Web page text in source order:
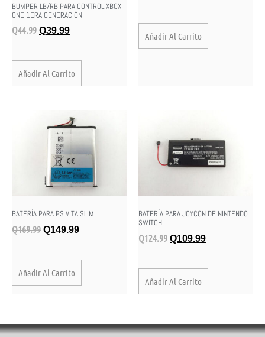
BUMPER LB/RB PARA CONTROL XBOX
ONE 1ERA GENERACIÓN
Q44.99 Q39.99
Añadir Al Carrito
Añadir Al Carrito
BATERÍA PARA PS VITA SLIM
Q169.99 Q149.99
Añadir Al Carrito
BATERÍA PARA JOYCON DE NINTENDO
SWITCH
Q124.99 Q109.99
Añadir Al Carrito